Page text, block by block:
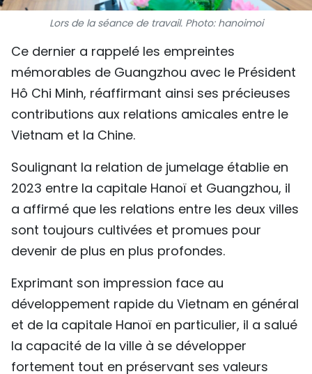
PHOTO
VIDÉO
À PROPOS DU "PEUPLE"
TIẾNG VIỆT
中文
РУССКИЙ
ESPAÑOL
Lors de la séance de travail. Photo: hanoimoi
Ce dernier a rappelé les empreintes
mémorables de Guangzhou avec le Président
Hô Chi Minh, réaffirmant ainsi ses précieuses
contributions aux relations amicales entre le
Vietnam et la Chine.
Soulignant la relation de jumelage établie en
2023 entre la capitale Hanoï et Guangzhou, il
a affirmé que les relations entre les deux villes
sont toujours cultivées et promues pour
devenir de plus en plus profondes.
Exprimant son impression face au
développement rapide du Vietnam en général
et de la capitale Hanoï en particulier, il a salué
la capacité de la ville à se développer
fortement tout en préservant ses valeurs